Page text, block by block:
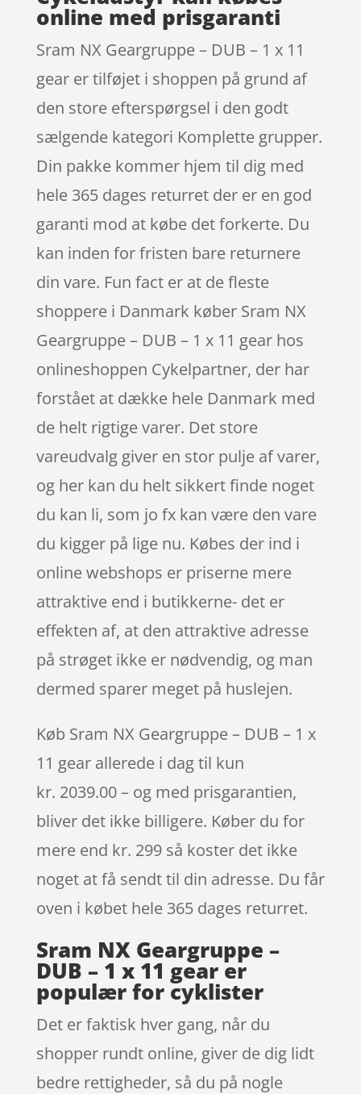
online med prisgaranti
Sram NX Geargruppe – DUB – 1 x 11
gear er tilføjet i shoppen på grund af
den store efterspørgsel i den godt
sælgende kategori Komplette grupper.
Din pakke kommer hjem til dig med
hele 365 dages returret der er en god
garanti mod at købe det forkerte. Du
kan inden for fristen bare returnere
din vare. Fun fact er at de fleste
shoppere i Danmark køber Sram NX
Geargruppe – DUB – 1 x 11 gear hos
onlineshoppen Cykelpartner, der har
forstået at dække hele Danmark med
de helt rigtige varer. Det store
vareudvalg giver en stor pulje af varer,
og her kan du helt sikkert finde noget
du kan li, som jo fx kan være den vare
du kigger på lige nu. Købes der ind i
online webshops er priserne mere
attraktive end i butikkerne- det er
effekten af, at den attraktive adresse
på strøget ikke er nødvendig, og man
dermed sparer meget på huslejen.
Køb Sram NX Geargruppe – DUB – 1 x
11 gear allerede i dag til kun
kr. 2039.00 – og med prisgarantien,
bliver det ikke billigere. Køber du for
mere end kr. 299 så koster det ikke
noget at få sendt til din adresse. Du får
oven i købet hele 365 dages returret.
Sram NX Geargruppe –
DUB – 1 x 11 gear er
populær for cyklister
Det er faktisk hver gang, når du
shopper rundt online, giver de dig lidt
bedre rettigheder, så du på nogle